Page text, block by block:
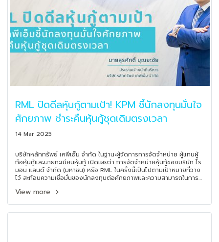
RML ปิดดีลหุ้นกู้ตามเป้า! KPM ชี้นักลงทุนมั่นใจ
ศักยภาพ ชำระคืนหุ้นกู้ชุดเดิมตรงเวลา
14 Mar 2025
บริษัทหลักทรัพย์ เคพีเอ็ม จำกัด ในฐานะผู้จัดการการจัดจำหน่าย ผู้แทนผู้
ถือหุ้นกู้และนายทะเบียนหุ้นกู้ เปิดเผยว่า การจัดจำหน่ายหุ้นกู้ของบริษัท ไร
มอน แลนด์ จำกัด (มหาชน) หรือ RML ในครั้งนี้เป็นไปตามเป้าหมายที่วาง
ไว้ สะท้อนความเชื่อมั่นของนักลงทุนต่อศักยภาพและความสามารถในการ
ลักชัวรี่และอัลตร้าลักชัวรี่ โดยเฉพาะหลังการชำระคืนหนี้หุ้นกู้ชุดเดิม
View more